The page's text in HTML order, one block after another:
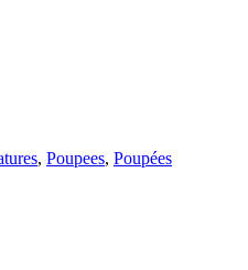
, Poupees, Poupées